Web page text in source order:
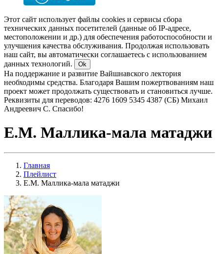
Этот сайт использует файлы cookies и сервисы сбора
технических данных посетителей (данные об IP-адресе,
местоположении и др.) для обеспечения работоспособности и
улучшения качества обслуживания. Продолжая использовать
наш сайт, вы автоматически соглашаетесь с использованием
данных технологий.
Ok
На поддержание и развитие Вайшнавского лектория
необходимы средства. Благодаря Вашим пожертвованиям наш
проект может продолжать существовать и становиться лучше.
Реквизиты для переводов: 4276 1609 5345 4387 (СБ) Михаил
Андреевич С. Спасибо!
Е.М. Маллика-мала матаджи
Главная
Плейлист
Е.М. Маллика-мала матаджи